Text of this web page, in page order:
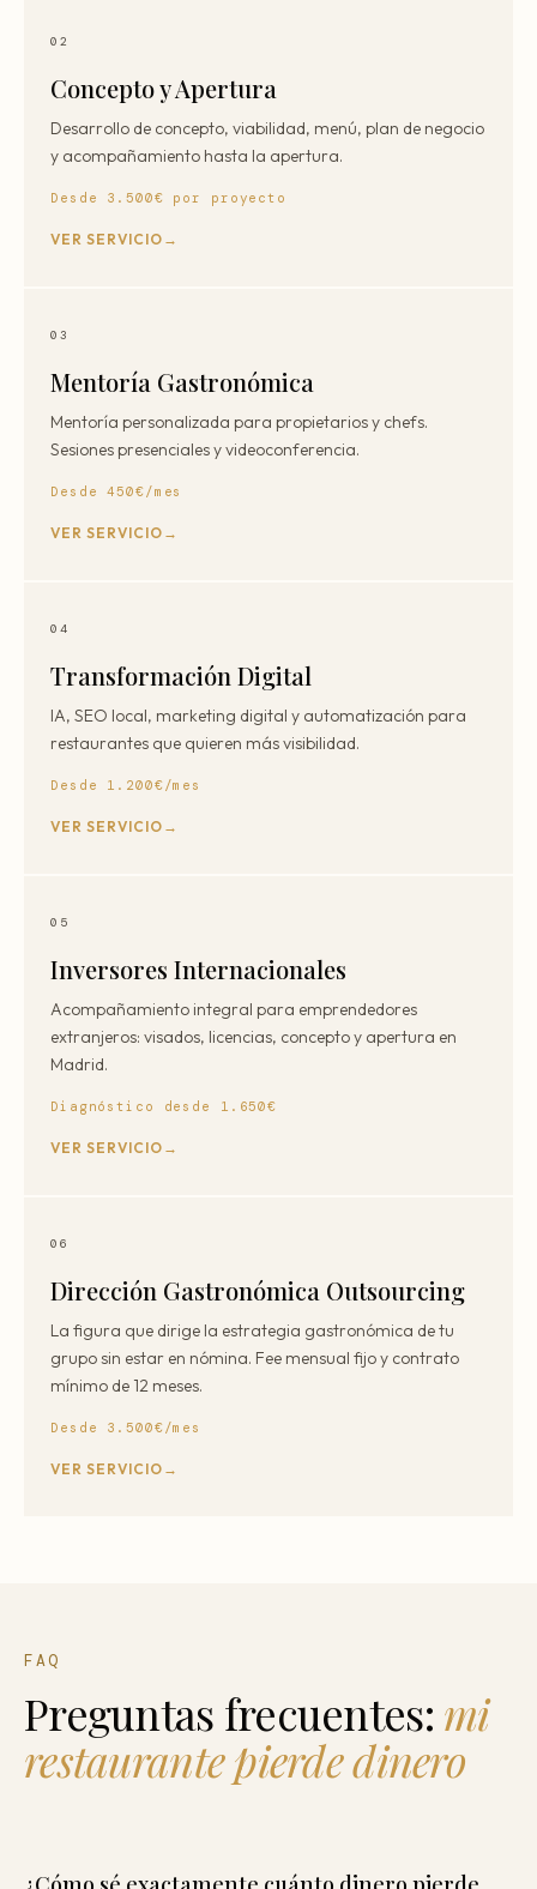
02
Concepto y Apertura
Desarrollo de concepto, viabilidad, menú, plan de negocio
y acompañamiento hasta la apertura.
Desde 3.500€ por proyecto
VER SERVICIO
03
Mentoría Gastronómica
Mentoría personalizada para propietarios y chefs.
Sesiones presenciales y videoconferencia.
Desde 450€/mes
VER SERVICIO
04
Transformación Digital
IA, SEO local, marketing digital y automatización para
restaurantes que quieren más visibilidad.
Desde 1.200€/mes
VER SERVICIO
05
Inversores Internacionales
Acompañamiento integral para emprendedores
extranjeros: visados, licencias, concepto y apertura en
Madrid.
Diagnóstico desde 1.650€
VER SERVICIO
06
Dirección Gastronómica Outsourcing
La figura que dirige la estrategia gastronómica de tu
grupo sin estar en nómina. Fee mensual fijo y contrato
mínimo de 12 meses.
Desde 3.500€/mes
VER SERVICIO
FAQ
Preguntas frecuentes: mi
restaurante pierde dinero